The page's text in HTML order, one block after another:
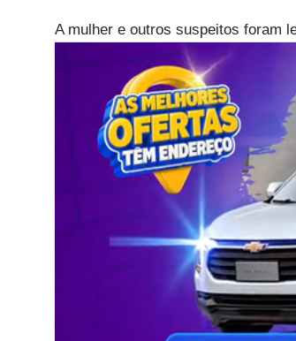
A mulher e outros suspeitos foram